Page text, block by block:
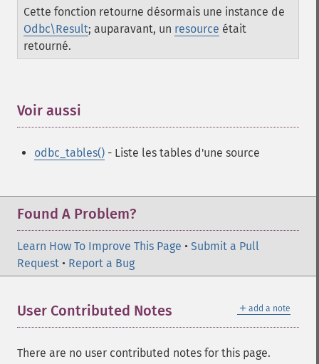
Cette fonction retourne désormais une instance de
Odbc\Result; auparavant, un resource était
retourné.
Voir aussi
odbc_tables() - Liste les tables d'une source
Found A Problem?
Learn How To Improve This Page • Submit a Pull
Request • Report a Bug
＋ add a note
User Contributed Notes
There are no user contributed notes for this page.